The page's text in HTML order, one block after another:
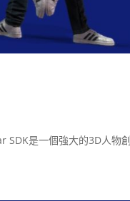
SDK是一個強大的3D人物